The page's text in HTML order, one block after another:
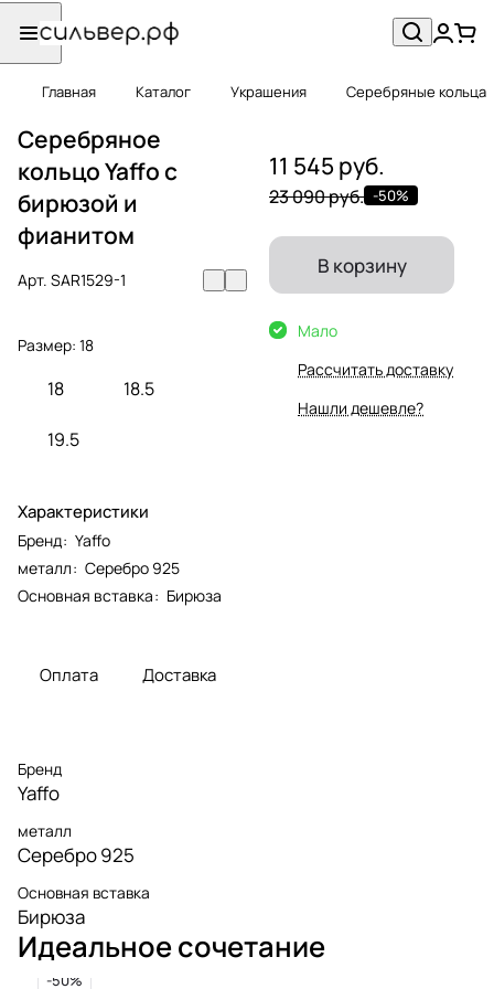
Главная Каталог Украшения Серебряные кольца
Серебряное
кольцо Yaffo с
бирюзой и
фианитом
Арт. SAR1529-1
Размер: 18
18 18.5
19.5
Характеристики
Бренд: Yaffo
металл: Серебро 925
Основная вставка: Бирюза
11 545 руб.
23 090 руб. -50%
В корзину
Мало
Рассчитать доставку
Нашли дешевле?
Оплата Доставка
Бренд
Yaffo
металл
Серебро 925
Основная вставка
Бирюза
Идеальное сочетание
-50%